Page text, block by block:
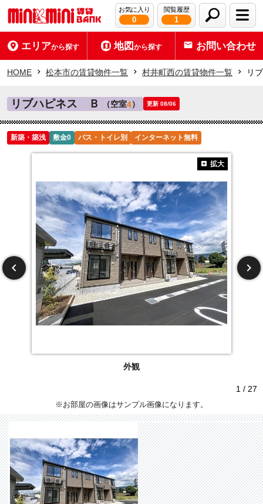
お気に入り
0
閲覧履歴
1
エリアから探す 地図から探す お問い合わせ
HOME 松本市の賃貸物件一覧 村井町西の賃貸物件一覧 リ
リブハピネス Ｂ （空室4） 更新 08/06
新築・築浅 敷金0 バス・トイレ別 インターネット無料
外観
拡大
1 / 27
※お部屋の画像はサンプル画像になります。